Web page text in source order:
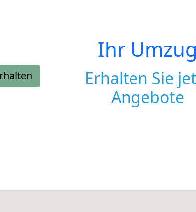
Ihr Umzug
Erhalten Sie
Angebote